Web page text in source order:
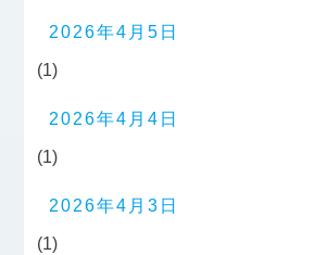
2026年4月5日
(1)
2026年4月4日
(1)
2026年4月3日
(1)